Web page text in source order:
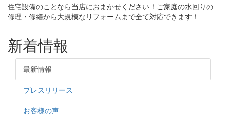
住宅設備のことなら当店におまかせください！ご家庭の水回りの
修理・修繕から大規模なリフォームまで全て対応できます！
新着情報
最新情報
プレスリリース
お客様の声